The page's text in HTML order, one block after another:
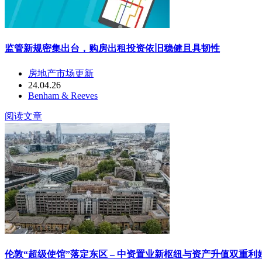
监管新规密集出台，购房出租投资依旧稳健且具韧性
房地产市场更新
24.04.26
Benham & Reeves
阅读文章
伦敦“超级使馆”落定东区 – 中资置业新枢纽与资产升值双重利